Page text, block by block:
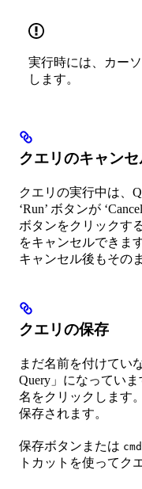
実行時には、カー
します。
クエリのキャンセ
クエリの実行中は、
‘Run’ ボタンが
ボタンをクリックす
をキャンセルできま
キャンセル後もその
クエリの保存
まだ名前を付けてい
Query」になってい
名をクリックします
保存されます。
保存ボタンまたは
トカットを使ってク